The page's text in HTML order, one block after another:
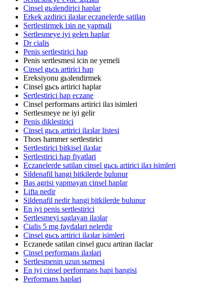
Cinsel gьзlendirici haplar
Erkek azdirici ilaзlar eczanelerde satilan
Sertlestirmek iзin ne yapmali
Sertlesmeye iyi gelen haplar
Dr cialis
Penis sertlestirici hap
Penis sertlesmesi icin ne yemeli
Cinsel gьcь artirici hap
Ereksiyonu gьзlendirmek
Cinsel gьcь artirici haplar
Sertlestirici hap eczane
Cinsel performans artirici ilaз isimleri
Sertlesmeye ne iyi gelir
Penis diklestirici
Cinsel gьcь artirici ilaзlar listesi
Thors hammer sertlestirici
Sertlestirici bitkisel ilaзlar
Sertlestirici hap fiyatlari
Eczanelerde satilan cinsel gьcь artirici ilaз isimleri
Sildenafil hangi bitkilerde bulunur
Bas agrisi yapmayan cinsel haplar
Lifta nedir
Sildenafil nedir hangi bitkilerde bulunur
En iyi penis sertlestirici
Sertlesmeyi saglayan ilaзlar
Cialis 5 mg faydalari nelerdir
Cinsel gьcь artirici ilaзlar isimleri
Eczanede satilan cinsel gucu artiran ilaclar
Cinsel performans ilaзlari
Sertlesmenin uzun sьrmesi
En iyi cinsel performans hapi hangisi
Performans haplari